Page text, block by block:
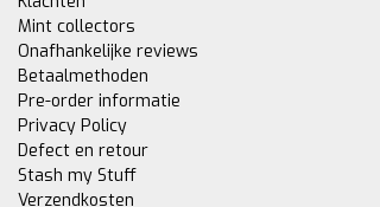
Mint collectors
Onafhankelijke reviews
Betaalmethoden
Pre-order informatie
Privacy Policy
Defect en retour
Stash my Stuff
Verzendkosten